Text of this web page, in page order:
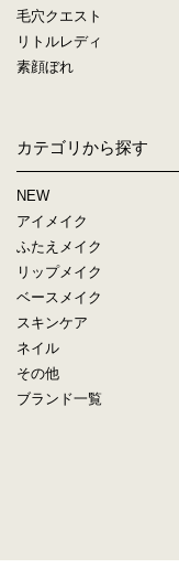
毛穴クエスト
リトルレディ
素顔ぼれ
カテゴリから探す
NEW
アイメイク
ふたえメイク
リップメイク
ベースメイク
スキンケア
ネイル
その他
ブランド一覧